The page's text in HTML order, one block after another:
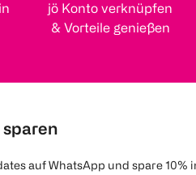
jö Konto verknüpfen
& Vorteile genießen
sparen
auf WhatsApp und spare 10%